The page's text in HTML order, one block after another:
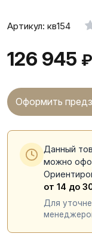
Артикул: кв154
126 945 ₽
Оформить
Данный
можно
от 14 до
Для